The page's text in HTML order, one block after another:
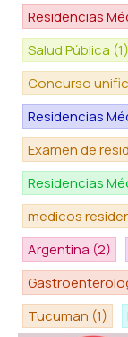
Residencias
Salud Pública (1)
Concurso
Residencias
Examen de
Residencias
medicos
Argentina (2)
Tucuman (1)